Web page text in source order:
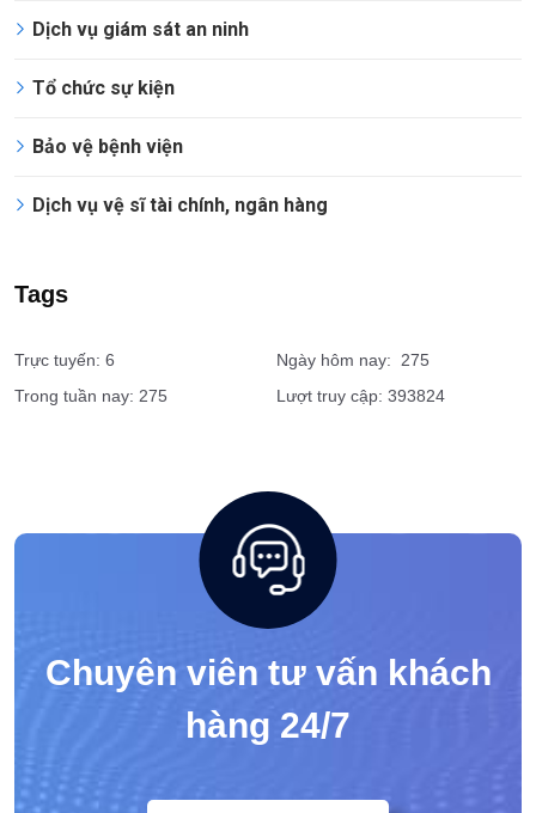
Dịch vụ giám sát an ninh
Tổ chức sự kiện
Bảo vệ bệnh viện
Dịch vụ vệ sĩ tài chính, ngân hàng
Tags
Trực tuyến: 6
Ngày hôm nay: 275
Trong tuần nay: 275
Lượt truy cập: 393824
Chuyên viên tư vấn khách
hàng 24/7